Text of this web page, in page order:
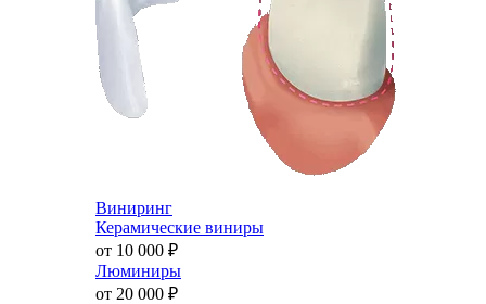
Виниринг
Керамические виниры
от 10 000 ₽
Люминиры
от 20 000 ₽